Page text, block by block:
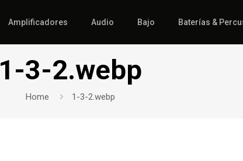
Amplificadores Audio Bajo Baterías &
1-3-2.webp
Home 1-3-2.webp